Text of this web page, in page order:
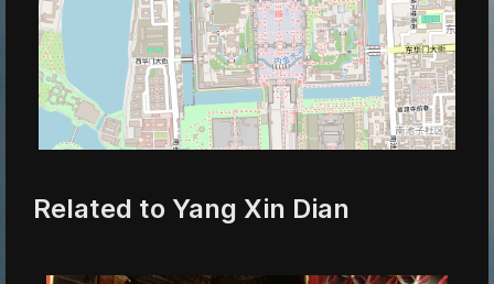
Related to Yang Xin Dian